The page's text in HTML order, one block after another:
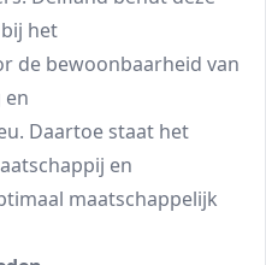
het
de bewoonbaarheid van
en
Daartoe staat het
en
maatschappelijk